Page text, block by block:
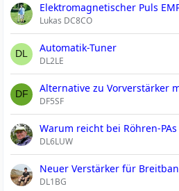
Elektromagnetischer Puls
Lukas DC8CO
Automatik-Tuner
DL2LE
Alternative zu Vorverstärker
DF5SF
Warum reicht bei Röhren-
DL6LUW
Neuer Verstärker für
DL1BG